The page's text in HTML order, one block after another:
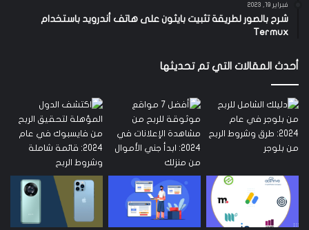
فبراير 19, 2023
شرح بالصور لطريقة تثبيت بايثون على هاتف أندرويد باستخدام
Termux
أحدث المقالات التي تم تحديثها